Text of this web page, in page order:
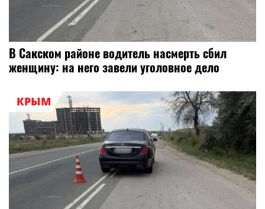
В Сакском районе водитель насмерть сбил
женщину: на него завели уголовное дело
КРЫМ